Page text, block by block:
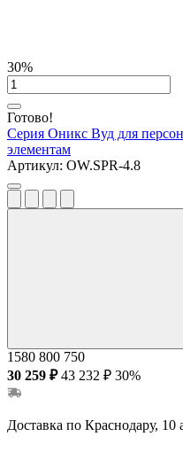
30%
Готово!
Серия Оникс Вуд для
элементам
Артикул: OW.SPR-4.8
1580 800 750
30 259 ₽ 43 232 ₽ 30%
Доставка по Краснодару, 10